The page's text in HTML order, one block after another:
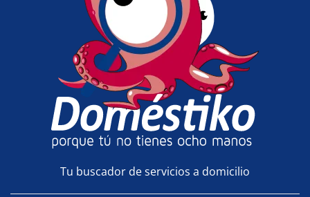
Tu buscador de servicios a domicilio